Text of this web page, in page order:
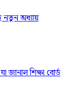
নতুন অধ্যায়
শিক্ষা বোর্ড